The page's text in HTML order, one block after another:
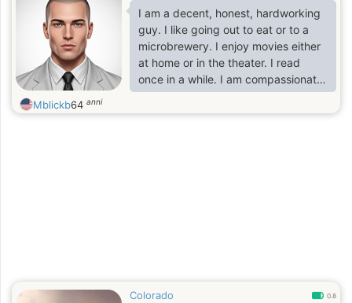
I am a decent, honest, hardworking
guy. I like going out to eat or to a
microbrewery. I enjoy movies either
at home or in the theater. I read
once in a while. I am compassionate
and affectionate. I love PDA.
Mblickb64 anni
Colorado 0.8